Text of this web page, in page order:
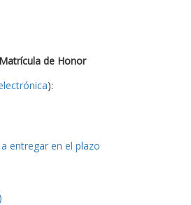
de Honor
):
entregar en el plazo